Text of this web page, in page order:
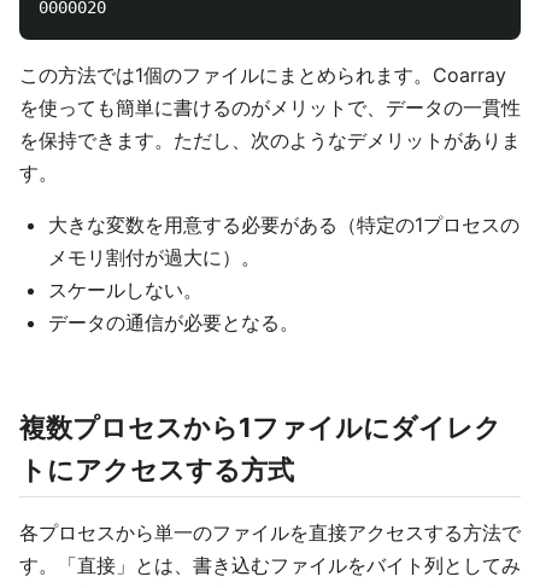
この方法では1個のファイルにまとめられます。Coarray
を使っても簡単に書けるのがメリットで、データの一貫性
を保持できます。ただし、次のようなデメリットがありま
す。
大きな変数を用意する必要がある（特定の1プロセスの
メモリ割付が過大に）。
スケールしない。
データの通信が必要となる。
複数プロセスから1ファイルにダイレク
トにアクセスする方式
各プロセスから単一のファイルを直接アクセスする方法で
す。「直接」とは、書き込むファイルをバイト列としてみ